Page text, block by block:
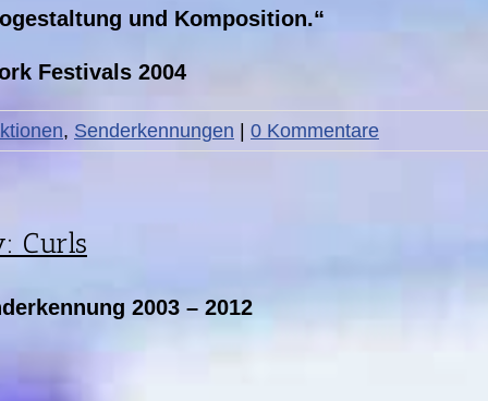
und Komposition.“
Festivals 2004
, Senderkennungen 0 Kommentare
Curls
2003 – 2012